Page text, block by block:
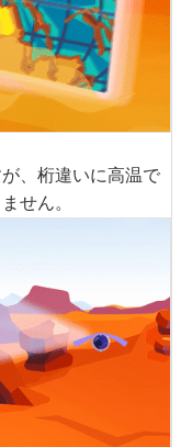
、桁違いに高温で
せん。